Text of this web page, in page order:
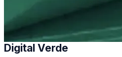
Digital Verde